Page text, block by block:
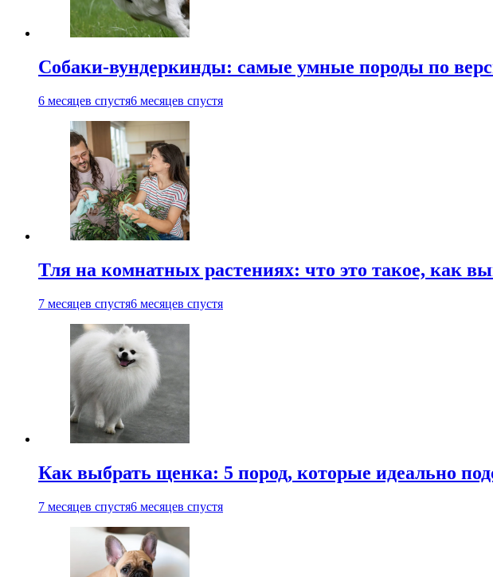
Собаки-вундеркинды: самые умные породы по
6 месяцев спустя6 месяцев спустя
Тля на комнатных растениях: что это такое, как
7 месяцев спустя6 месяцев спустя
Как выбрать щенка: 5 пород, которые идеально
7 месяцев спустя6 месяцев спустя